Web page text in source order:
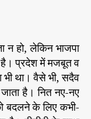
न हो, लेकिन भाजपा
है। प्रदेश में मजबूत व
भी था। वैसे भी, सदैव
जाता है। नित नए-नए
बदलने के लिए कभी-